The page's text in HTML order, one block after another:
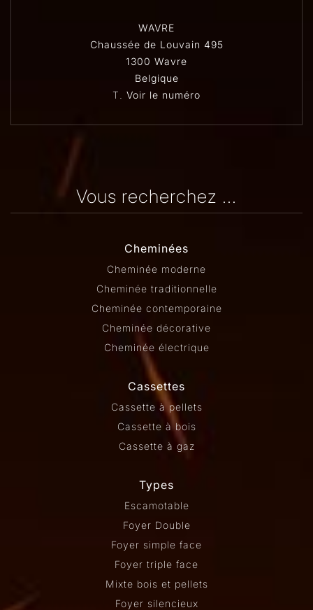
WAVRE
Chaussée de Louvain 495
1300 Wavre
Belgique
T. Voir le numéro
Vous recherchez ...
Cheminées
Cheminée moderne
Cheminée traditionnelle
Cheminée contemporaine
Cheminée décorative
Cheminée électrique
Cassettes
Cassette à pellets
Cassette à bois
Cassette à gaz
Types
Escamotable
Foyer Double
Foyer simple face
Foyer triple face
Mixte bois et pellets
Foyer silencieux